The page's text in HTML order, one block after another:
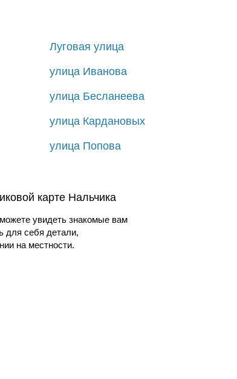
Луговая улица
улица Иванова
улица Бесланеева
улица Кардановых
улица Попова
карте Нальчика
увидеть знакомые вам
для себя детали,
на местности.